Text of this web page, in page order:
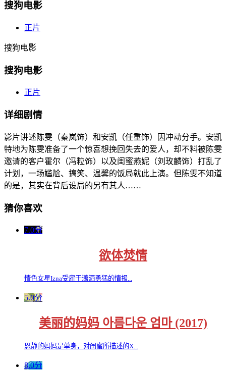
搜狗电影
正片
搜狗电影
搜狗电影
正片
详细剧情
影片讲述陈雯（秦岚饰）和安凯（任重饰）因冲动分手。安凯
特地为陈雯准备了一个惊喜想挽回失去的爱人，却不料被陈雯
邀请的客户霍尔（冯粒饰）以及闺蜜燕妮（刘玫麟饰）打乱了
计划，一场尴尬、搞笑、温馨的饭局就此上演。但陈雯不知道
的是，其实在背后设局的另有其人……
猜你喜欢
7.0分
欲体焚情
情色女星Izna受雇于潇洒勇猛的情报...
5.0分
美丽的妈妈 아름다운 엄마 (2017)
恩静的妈妈是单身，对闺蜜所描述的X...
8.0分